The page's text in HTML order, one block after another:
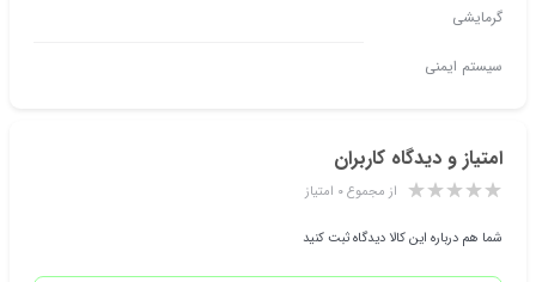
گرمایشی
سیستم ایمنی
امتیاز و دیدگاه کاربران
از مجموع ۰ امتیاز
شما هم درباره این کالا دیدگاه ثبت کنید